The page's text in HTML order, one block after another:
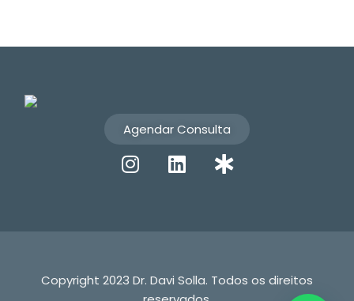
Agendar Consulta
Copyright 2023 Dr. Davi Solla. Todos os direitos